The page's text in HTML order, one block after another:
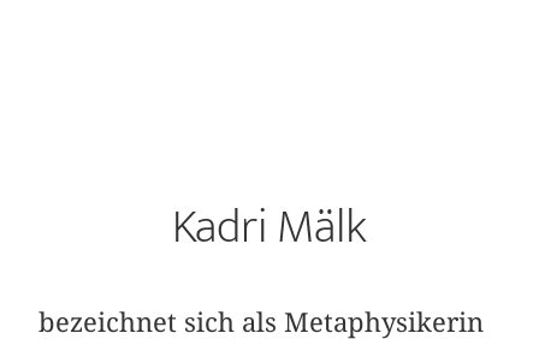
Kadri Mälk
bezeichnet sich als Metaphysikerin